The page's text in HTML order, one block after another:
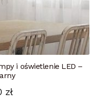
i oświetlenie LED –
zł